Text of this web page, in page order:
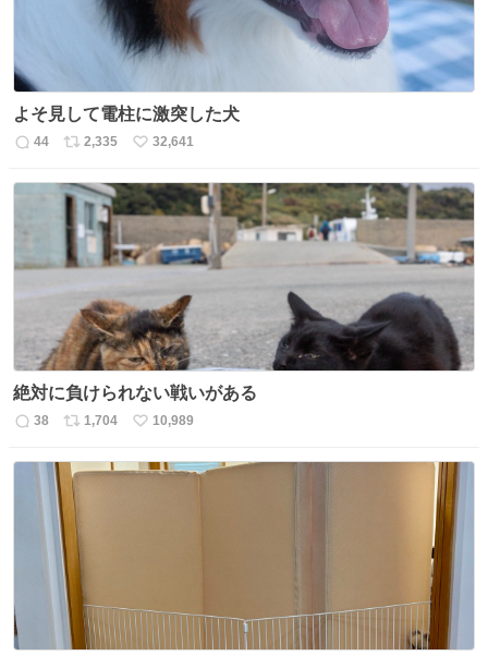
よそ見して電柱に激突した犬
返
数
44
リ
ス
ト
数
2,335
い
ね
数
32,641
絶対に負けられない戦いがある
返
38
リ
ス
ト
数
1,704
い
ね
10,989